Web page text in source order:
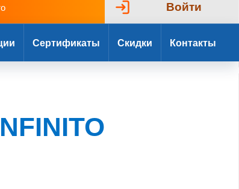
Войти
Сертификаты Скидки Контакты